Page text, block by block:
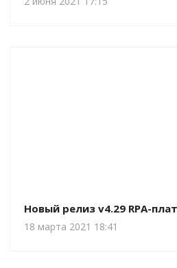
Новый релиз v4.29 RPA-
18 марта 2021 18:41